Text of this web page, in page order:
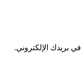
بريدك الإلكتروني.